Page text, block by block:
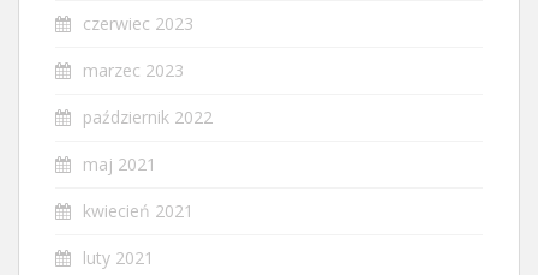
czerwiec 2023
marzec 2023
październik 2022
maj 2021
kwiecień 2021
luty 2021